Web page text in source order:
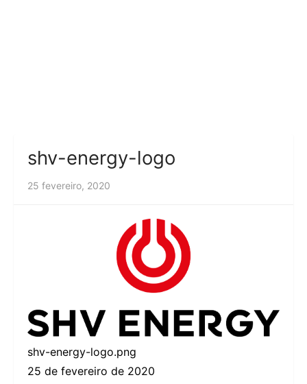
shv-energy-logo
25 fevereiro, 2020
shv-energy-logo.png
25 de fevereiro de 2020